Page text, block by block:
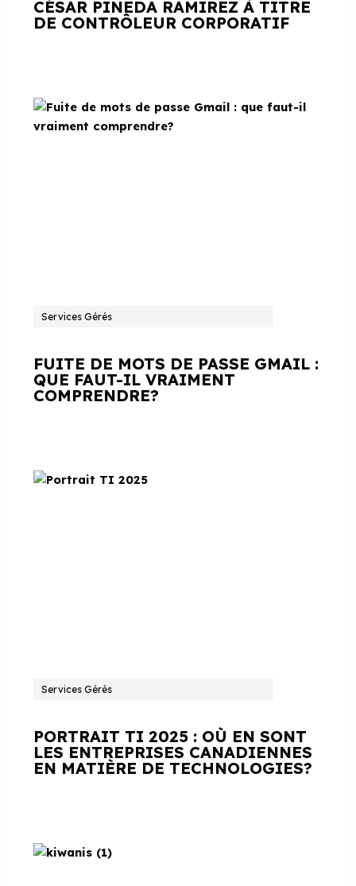
CÉSAR PINEDA RAMIREZ À TITRE
DE CONTRÔLEUR CORPORATIF
Services Gérés
FUITE DE MOTS DE PASSE GMAIL :
QUE FAUT-IL VRAIMENT
COMPRENDRE?
Services Gérés
PORTRAIT TI 2025 : OÙ EN SONT
LES ENTREPRISES CANADIENNES
EN MATIÈRE DE TECHNOLOGIES?